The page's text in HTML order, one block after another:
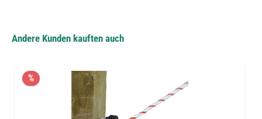
Andere Kunden kauften auch
%